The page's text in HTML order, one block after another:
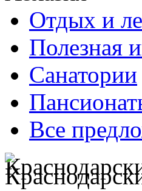
Отдых и
Полезная
Санатории
Все